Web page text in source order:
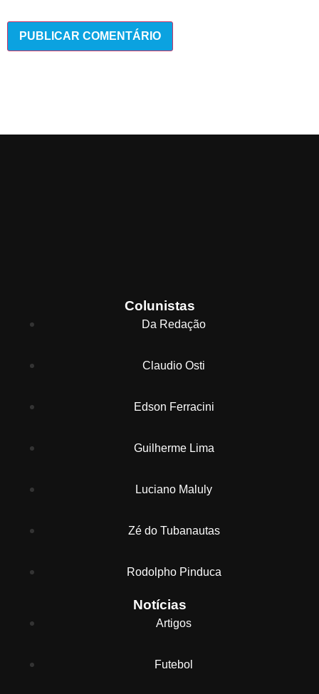
Colunistas
Da Redação
Claudio Osti
Edson Ferracini
Guilherme Lima
Luciano Maluly
Zé do Tubanautas
Rodolpho Pinduca
Notícias
Artigos
Futebol